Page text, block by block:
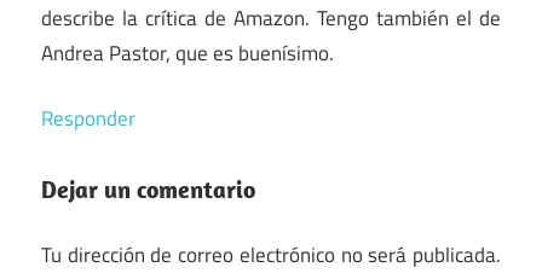
describe la crítica de Amazon. Tengo también el de
Andrea Pastor, que es buenísimo.
Responder
Dejar un comentario
Tu dirección de correo electrónico no será publicada.